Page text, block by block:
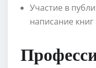
Участие в
написание книг